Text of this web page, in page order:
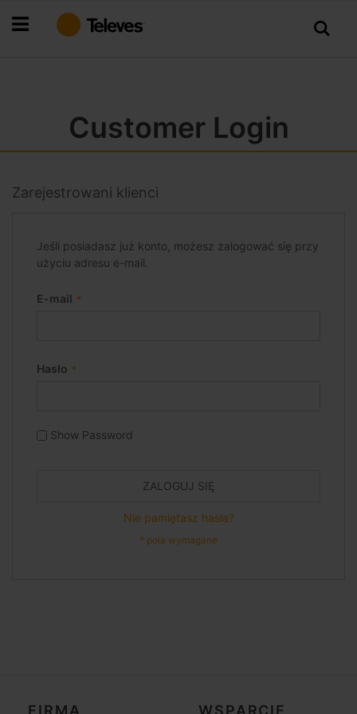
do
Customer Login
Zarejestrowani klienci
Jeśli posiadasz już konto, możesz zalogować się przy
użyciu adresu e-mail.
E-mail
Hasło
Show Password
ZALOGUJ SIĘ
Nie pamiętasz hasła?